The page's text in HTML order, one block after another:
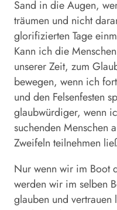
Sand in die Augen,
träumen und nicht
glorifizierten Tage
Kann ich die
unserer Zeit, zum
bewegen, wenn ich
und den Felsenfesten
glaubwürdiger, wenn
suchenden Menschen
Zweifeln teilnehmen
Nur wenn wir im Boot
werden wir im selben
glauben und